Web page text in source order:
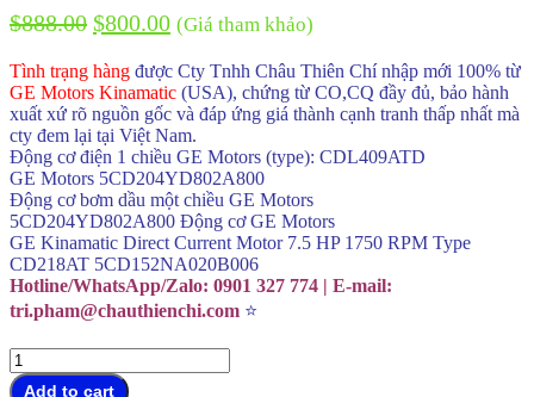
$888.00 $800.00 (Giá tham khảo)
Tình trạng hàng được Cty Tnhh Châu Thiên Chí nhập mới 100% từ
GE Motors Kinamatic (USA), chứng từ CO,CQ đầy đủ, bảo hành
xuất xứ rõ nguồn gốc và đáp ứng giá thành cạnh tranh thấp nhất mà
cty đem lại tại Việt Nam.
Động cơ điện 1 chiều GE Motors (type): CDL409ATD
GE Motors 5CD204YD802A800
Động cơ bơm dầu một chiều GE Motors
5CD204YD802A800 Động cơ GE Motors
GE Kinamatic Direct Current Motor 7.5 HP 1750 RPM Type
CD218AT 5CD152NA020B006
Hotline/WhatsApp/Zalo: 0901 327 774 | E-mail:
tri.pham@chauthienchi.com ⭐
Động
cơ
Add to cart